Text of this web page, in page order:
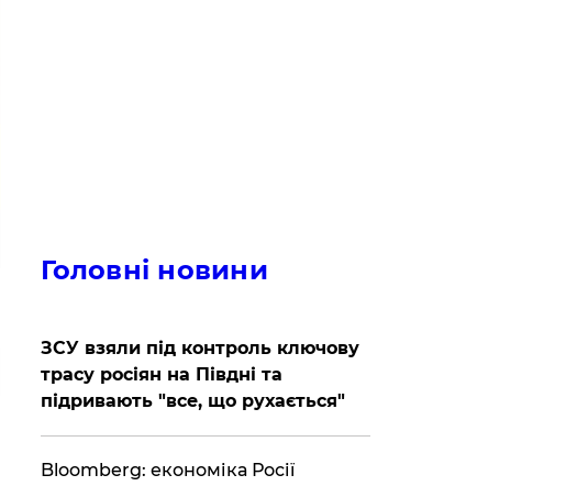
Головні новини
ЗСУ взяли під контроль ключову
трасу росіян на Півдні та
підривають "все, що рухається"
Bloomberg: економіка Росії